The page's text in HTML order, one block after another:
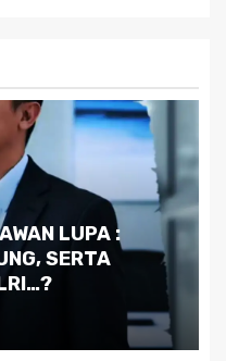
Krisis:
Alam dan